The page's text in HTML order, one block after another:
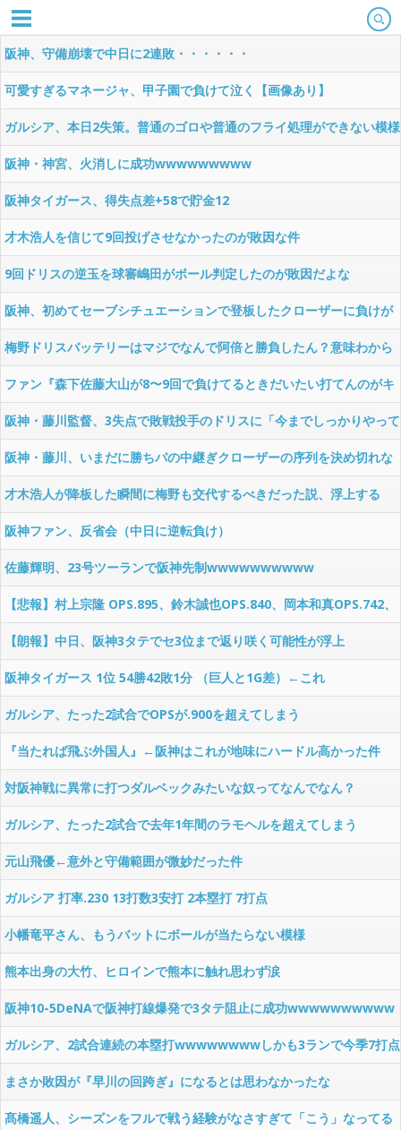
阪神、守備崩壊で中日に2連敗・・・・・・
可愛すぎるマネージャ、甲子園で負けて泣く【画像あり】
ガルシア、本日2失策。普通のゴロや普通のフライ処理ができない模様
阪神・神宮、火消しに成功wwwwwwwww
阪神タイガース、得失点差+58で貯金12
才木浩人を信じて9回投げさせなかったのが敗因な件
9回ドリスの逆玉を球審嶋田がボール判定したのが敗因だよな
阪神、初めてセーブシチュエーションで登板したクローザーに負けが
ついた件
梅野ドリスバッテリーはマジでなんで阿倍と勝負したん？意味わから
んわ
ファン『森下佐藤大山が8〜9回で負けてるときだいたい打てんのがキ
ツい』←これ
阪神・藤川監督、3失点で敗戦投手のドリスに「今までしっかりやって
きてましたから」
阪神・藤川、いまだに勝ちパの中継ぎクローザーの序列を決め切れな
い
才木浩人が降板した瞬間に梅野も交代するべきだった説、浮上する
阪神ファン、反省会（中日に逆転負け）
佐藤輝明、23号ツーランで阪神先制wwwwwwwwww
【悲報】村上宗隆 OPS.895、鈴木誠也OPS.840、岡本和真OPS.742、
吉田正尚OPS.740
【朗報】中日、阪神3タテでセ3位まで返り咲く可能性が浮上
wwwwww
阪神タイガース 1位 54勝42敗1分 （巨人と1G差）←これ
ガルシア、たった2試合でOPSが.900を超えてしまう
wwwwwwwwww
『当たれば飛ぶ外国人』←阪神はこれが地味にハードル高かった件
対阪神戦に異常に打つダルベックみたいな奴ってなんでなん？
ガルシア、たった2試合で去年1年間のラモヘルを超えてしまう
元山飛優←意外と守備範囲が微妙だった件
ガルシア 打率.230 13打数3安打 2本塁打 7打点
小幡竜平さん、もうバットにボールが当たらない模様
熊本出身の大竹、ヒロインで熊本に触れ思わず涙
阪神10-5DeNAで阪神打線爆発で3タテ阻止に成功wwwwwwwwww
ガルシア、2試合連続の本塁打wwwwwwwwしかも3ランで今季7打点
wwww
まさか敗因が『早川の回跨ぎ』になるとは思わなかったな
髙橋遥人、シーズンをフルで戦う経験がなさすぎて「こう」なってる